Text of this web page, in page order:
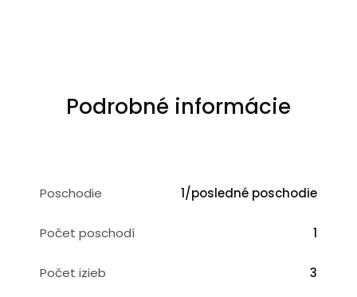
Podrobné informácie
Poschodie 1/posledné poschodie
Počet poschodí 1
Počet izieb 3